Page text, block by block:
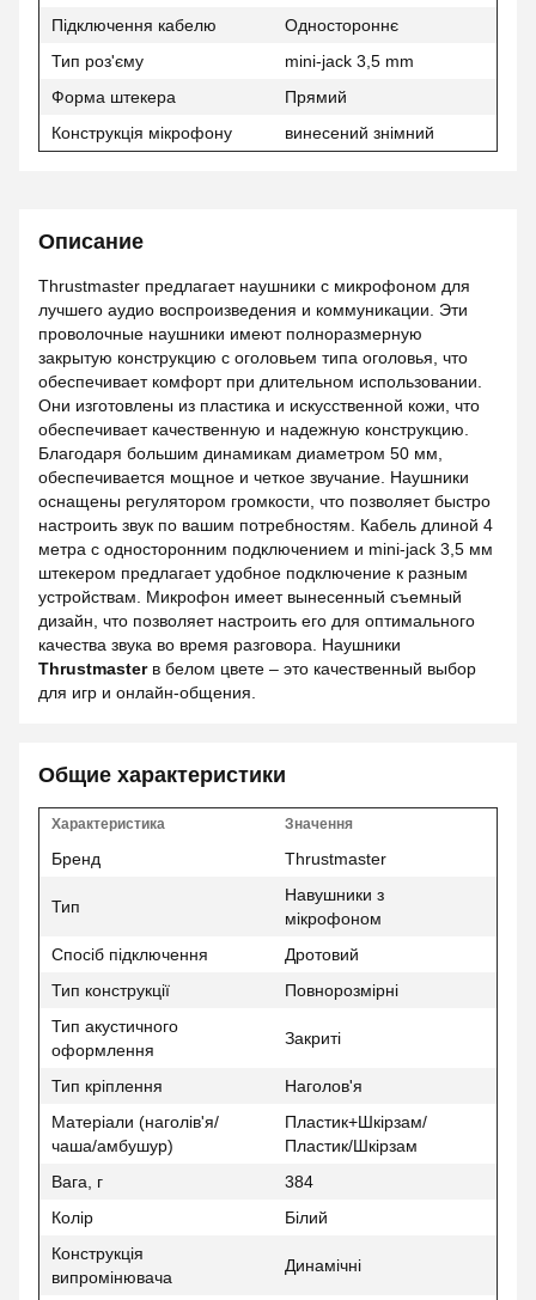
Підключення кабелю
Одностороннє
Тип роз'єму
mini-jack 3,5 mm
Форма штекера
Прямий
Конструкція мікрофону
винесений знімний
Описание
Thrustmaster предлагает наушники с микрофоном для
лучшего аудио воспроизведения и коммуникации. Эти
проволочные наушники имеют полноразмерную
закрытую конструкцию с оголовьем типа оголовья, что
обеспечивает комфорт при длительном использовании.
Они изготовлены из пластика и искусственной кожи, что
обеспечивает качественную и надежную конструкцию.
Благодаря большим динамикам диаметром 50 мм,
обеспечивается мощное и четкое звучание. Наушники
оснащены регулятором громкости, что позволяет быстро
настроить звук по вашим потребностям. Кабель длиной 4
метра с односторонним подключением и mini-jack 3,5 мм
штекером предлагает удобное подключение к разным
устройствам. Микрофон имеет вынесенный съемный
дизайн, что позволяет настроить его для оптимального
качества звука во время разговора. Наушники
Thrustmaster в белом цвете – это качественный выбор
для игр и онлайн-общения.
Общие характеристики
Характеристика Значення
Бренд Thrustmaster
Тип
Навушники з
мікрофоном
Спосіб підключення
Дротовий
Тип конструкції
Повнорозмірні
Тип акустичного
оформлення
Закриті
Тип кріплення
Наголов'я
Матеріали (наголів'я/
чаша/амбушур)
Пластик+Шкірзам/
Пластик/Шкірзам
Вага, г
384
Колір
Білий
Конструкція
випромінювача
Динамічні